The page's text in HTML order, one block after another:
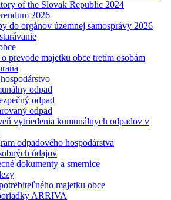
of the Slovak Republic 2024
2026
do orgánov územnej samosprávy 2026
prevode majetku obce tretím osobám
odpad
odpad
odpad
vytriedenia komunálnych odpadov v
odpadového hospodárstva
údajov
dokumenty a smernice
majetku obce
ARRIVA